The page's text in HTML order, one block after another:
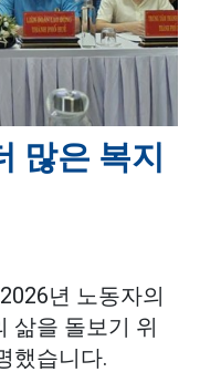
많은 복지
년 노동자의
삶을 돌보기 위
했습니다.